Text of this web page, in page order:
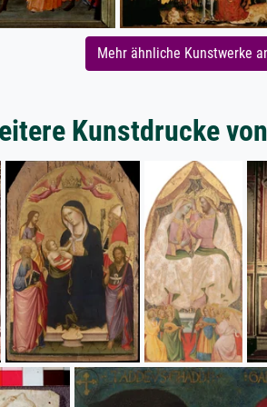
Mehr ähnliche Kunstwerke
Kunstdrucke